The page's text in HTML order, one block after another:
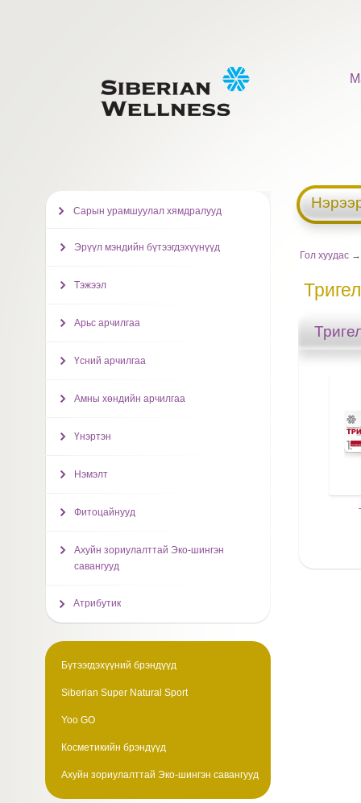
Гол хуудас →
Сарын урамшуулал хямдралууд
Эрүүл мэндийн бүтээгдэхүүнүүд
Тэжээл
Арьс арчилгаа
Үсний арчилгаа
Амны хөндийн арчилгаа
Үнэртэн
Нэмэлт
Фитоцайнууд
Ахуйн зориулалттай Эко-шингэн
савангууд
Атрибутик
Бүтээгдэхүүний брэндүүд
Siberian Super Natural Sport
Yoo GO
Косметикийн брэндүүд
Ахуйн зориулалттай Эко-шингэн савангууд